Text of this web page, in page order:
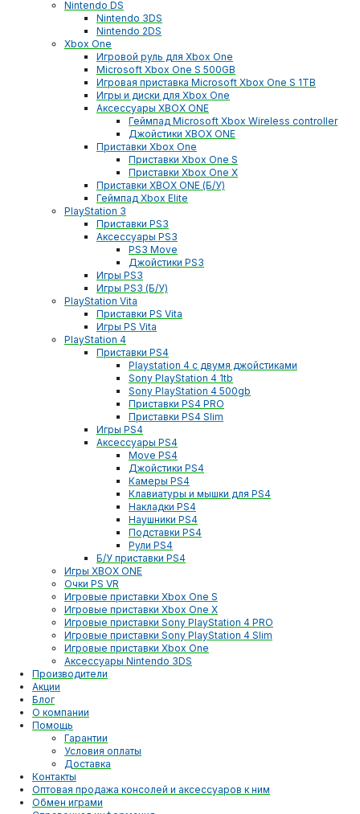
Nintendo DS
Nintendo 3DS
Nintendo 2DS
Xbox One
Игровой руль для Xbox One
Microsoft Xbox One S 500GB
Игровая приставка Microsoft Xbox One S 1TB
Игры и диски для Xbox One
Аксессуары XBOX ONE
Геймпад Microsoft Xbox Wireless controller
Джойстики XBOX ONE
Приставки Xbox One
Приставки Xbox One S
Приставки Xbox One X
Приставки XBOX ONE (Б/У)
Геймпад Xbox Elite
PlayStation 3
Приставки PS3
Аксессуары PS3
PS3 Move
Джойстики PS3
Игры PS3
Игры PS3 (Б/У)
PlayStation Vita
Приставки PS Vita
Игры PS Vita
PlayStation 4
Приставки PS4
Playstation 4 с двумя джойстиками
Sony PlayStation 4 1tb
Sony PlayStation 4 500gb
Приставки PS4 PRO
Приставки PS4 Slim
Игры PS4
Аксессуары PS4
Move PS4
Джойстики PS4
Камеры PS4
Клавиатуры и мышки для PS4
Накладки PS4
Наушники PS4
Подставки PS4
Рули PS4
Б/У приставки PS4
Игры XBOX ONE
Очки PS VR
Игровые приставки Xbox One S
Игровые приставки Xbox One X
Игровые приставки Sony PlayStation 4 PRO
Игровые приставки Sony PlayStation 4 Slim
Игровые приставки Xbox One
Аксессуары Nintendo 3DS
Производители
Акции
Блог
О компании
Помощь
Гарантии
Условия оплаты
Доставка
Контакты
Оптовая продажа консолей и аксессуаров к ним
Обмен играми